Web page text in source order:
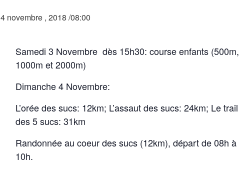
4 novembre , 2018 /08:00
Samedi 3 Novembre dès 15h30: course enfants (500m,
1000m et 2000m)
Dimanche 4 Novembre:
L’orée des sucs: 12km; L’assaut des sucs: 24km; Le trail
des 5 sucs: 31km
Randonnée au coeur des sucs (12km), départ de 08h à
10h.